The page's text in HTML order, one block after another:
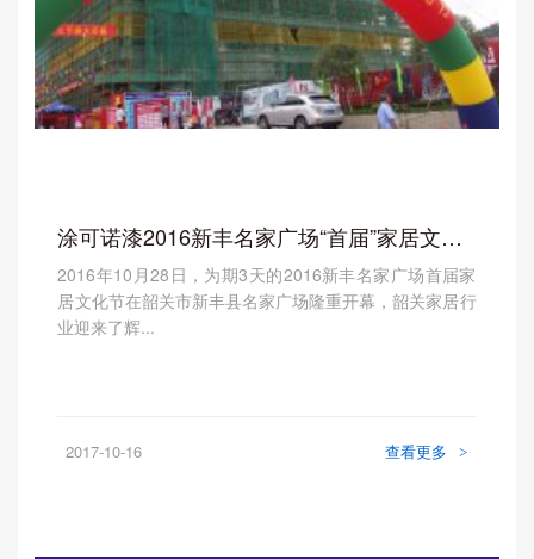
涂可诺漆2016新丰名家广场“首届”家居文化节圆
2016年10月28日，为期3天的2016新丰名家广场首届家
居文化节在韶关市新丰县名家广场隆重开幕，韶关家居行
业迎来了辉...
2017-10-16 查看更多 >